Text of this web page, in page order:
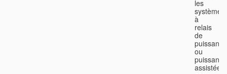
les
systèmes
à
relais
de
puissance
ou
puissance
assistée